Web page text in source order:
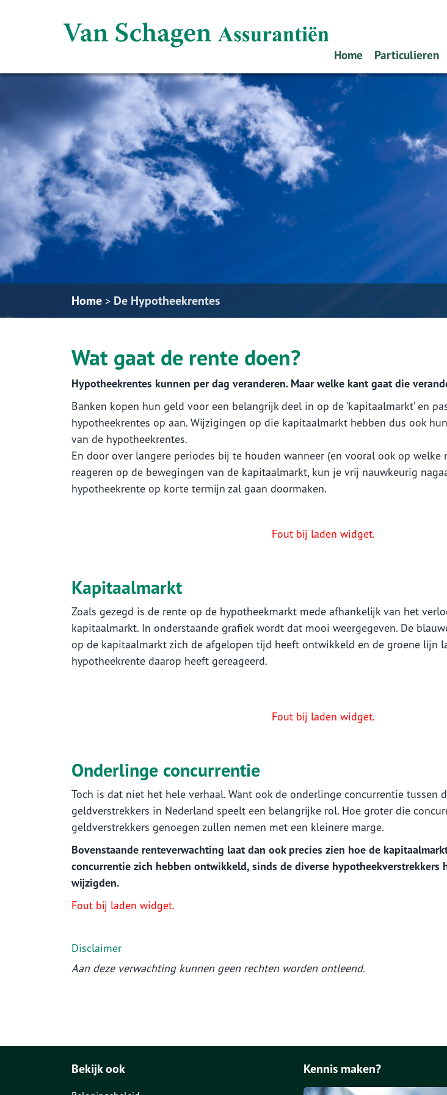
Home Particulieren
Pensioen
Sparen
Home > De Hypotheekrentes
Wat gaat de rente doen?
Hypotheekrentes kunnen per dag veranderen. Maar welke kant gaat die
Banken kopen hun geld voor een belangrijk deel in op de ’kapitaalmarkt’ en
hypotheekrentes op aan. Wijzigingen op die kapitaalmarkt hebben dus ook
van de hypotheekrentes.
En door over langere periodes bij te houden wanneer (en vooral ook op welke
reageren op de bewegingen van de kapitaalmarkt, kun je vrij nauwkeurig
hypotheekrente op korte termijn zal gaan doormaken.
Fout bij laden widget.
Kapitaalmarkt
Zoals gezegd is de rente op de hypotheekmarkt mede afhankelijk van het
kapitaalmarkt. In onderstaande grafiek wordt dat mooi weergegeven. De
op de kapitaalmarkt zich de afgelopen tijd heeft ontwikkeld en de groene lijn
hypotheekrente daarop heeft gereageerd.
Fout bij laden widget.
Onderlinge concurrentie
Toch is dat niet het hele verhaal. Want ook de onderlinge concurrentie tussen
geldverstrekkers in Nederland speelt een belangrijke rol. Hoe groter die
geldverstrekkers genoegen zullen nemen met een kleinere marge.
Bovenstaande renteverwachting laat dan ook precies zien hoe de
concurrentie zich hebben ontwikkeld, sinds de diverse hypotheekverstrekkers
wijzigden.
Fout bij laden widget.
Disclaimer
Aan deze verwachting kunnen geen rechten worden ontleend.
Bekijk ook Kennis maken?